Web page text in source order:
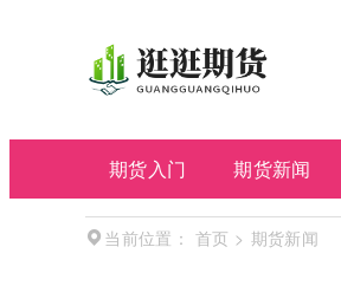
期货入门 期货新闻
当前位置： 首页 > 期货新闻